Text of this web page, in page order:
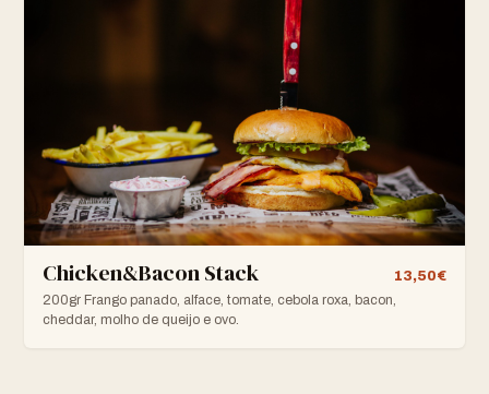
Chicken&Bacon Stack
13,50€
200gr Frango panado, alface, tomate, cebola roxa, bacon,
cheddar, molho de queijo e ovo.